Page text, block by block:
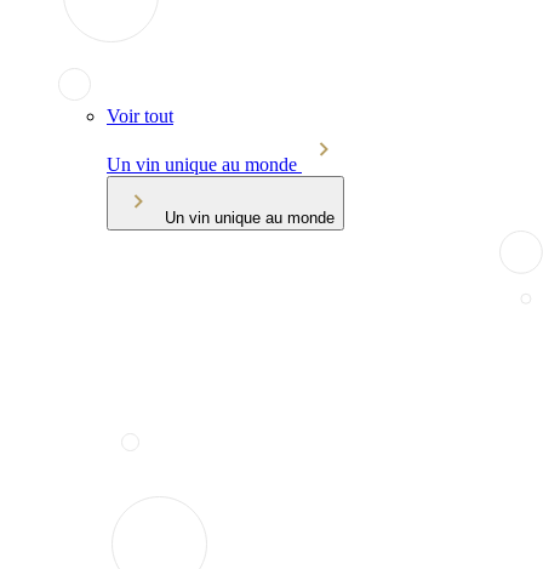
Voir tout
Un vin unique au monde
Un vin unique au monde